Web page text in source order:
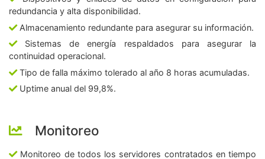
redundancia y alta disponibilidad.
Almacenamiento redundante para asegurar su información.
Sistemas de energía respaldados para asegurar la
continuidad operacional.
Tipo de falla máximo tolerado al año 8 horas acumuladas.
Uptime anual del 99,8%.
Monitoreo
Monitoreo de todos los servidores contratados en tiempo